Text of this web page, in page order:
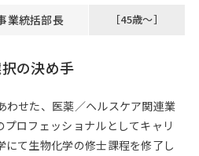
業統括部長 ［45歳～］
の決め手
わせた、医薬／ヘルスケア関連業
ロフェッショナルとしてキャリ
にて生物化学の修士課程を修了し